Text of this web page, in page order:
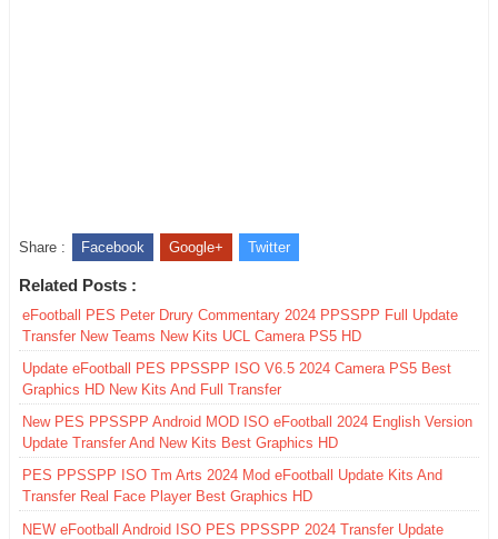
Share : Facebook Google+ Twitter
Related Posts :
eFootball PES Peter Drury Commentary 2024 PPSSPP Full Update
Transfer New Teams New Kits UCL Camera PS5 HD
Update eFootball PES PPSSPP ISO V6.5 2024 Camera PS5 Best
Graphics HD New Kits And Full Transfer
New PES PPSSPP Android MOD ISO eFootball 2024 English Version
Update Transfer And New Kits Best Graphics HD
PES PPSSPP ISO Tm Arts 2024 Mod eFootball Update Kits And
Transfer Real Face Player Best Graphics HD
NEW eFootball Android ISO PES PPSSPP 2024 Transfer Update